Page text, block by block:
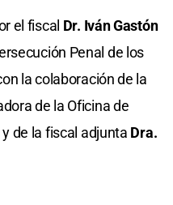
el fiscal Dr. Iván Gastón
Penal de los
la colaboración de la
de la Oficina de
de la fiscal adjunta Dra.